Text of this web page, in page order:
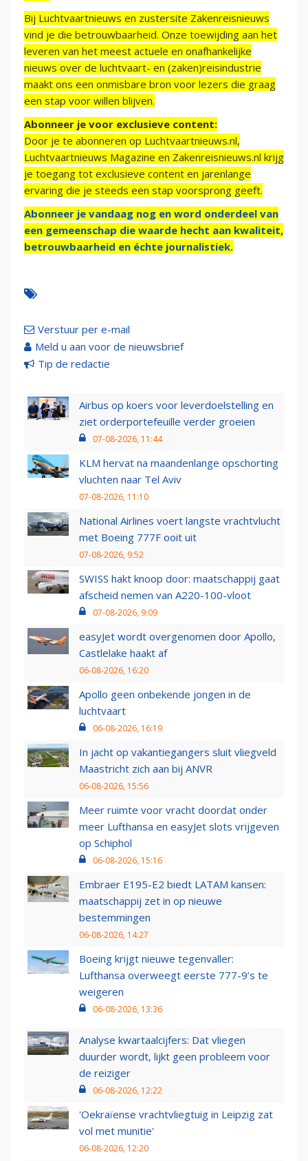
Bij Luchtvaartnieuws en zustersite Zakenreisnieuws
vind je die betrouwbaarheid. Onze toewijding aan het
leveren van het meest actuele en onafhankelijke
nieuws over de luchtvaart- en (zaken)reisindustrie
maakt ons een onmisbare bron voor lezers die graag
een stap voor willen blijven.
Abonneer je voor exclusieve content:
Door je te abonneren op Luchtvaartnieuws.nl,
Luchtvaartnieuws Magazine en Zakenreisnieuws.nl krijg
je toegang tot exclusieve content en jarenlange
ervaring die je steeds een stap voorsprong geeft.
Abonneer je vandaag nog en word onderdeel van
een gemeenschap die waarde hecht aan kwaliteit,
betrouwbaarheid en échte journalistiek.
Verstuur per e-mail
Meld u aan voor de nieuwsbrief
Tip de redactie
Airbus op koers voor leverdoelstelling en
ziet orderportefeuille verder groeien
07-08-2026, 11:44
KLM hervat na maandenlange opschorting
vluchten naar Tel Aviv
07-08-2026, 11:10
National Airlines voert langste vrachtvlucht
met Boeing 777F ooit uit
07-08-2026, 9:52
SWISS hakt knoop door: maatschappij gaat
afscheid nemen van A220-100-vloot
07-08-2026, 9:09
easyJet wordt overgenomen door Apollo,
Castlelake haakt af
06-08-2026, 16:20
Apollo geen onbekende jongen in de
luchtvaart
06-08-2026, 16:19
In jacht op vakantiegangers sluit vliegveld
Maastricht zich aan bij ANVR
06-08-2026, 15:56
Meer ruimte voor vracht doordat onder
meer Lufthansa en easyJet slots vrijgeven
op Schiphol
06-08-2026, 15:16
Embraer E195-E2 biedt LATAM kansen:
maatschappij zet in op nieuwe
bestemmingen
06-08-2026, 14:27
Boeing krijgt nieuwe tegenvaller:
Lufthansa overweegt eerste 777-9’s te
weigeren
06-08-2026, 13:36
Analyse kwartaalcijfers: Dat vliegen
duurder wordt, lijkt geen probleem voor
de reiziger
06-08-2026, 12:22
'Oekraïense vrachtvliegtuig in Leipzig zat
vol met munitie'
06-08-2026, 12:20